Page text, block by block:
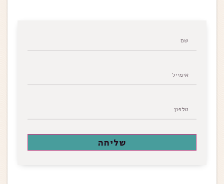
שליחה